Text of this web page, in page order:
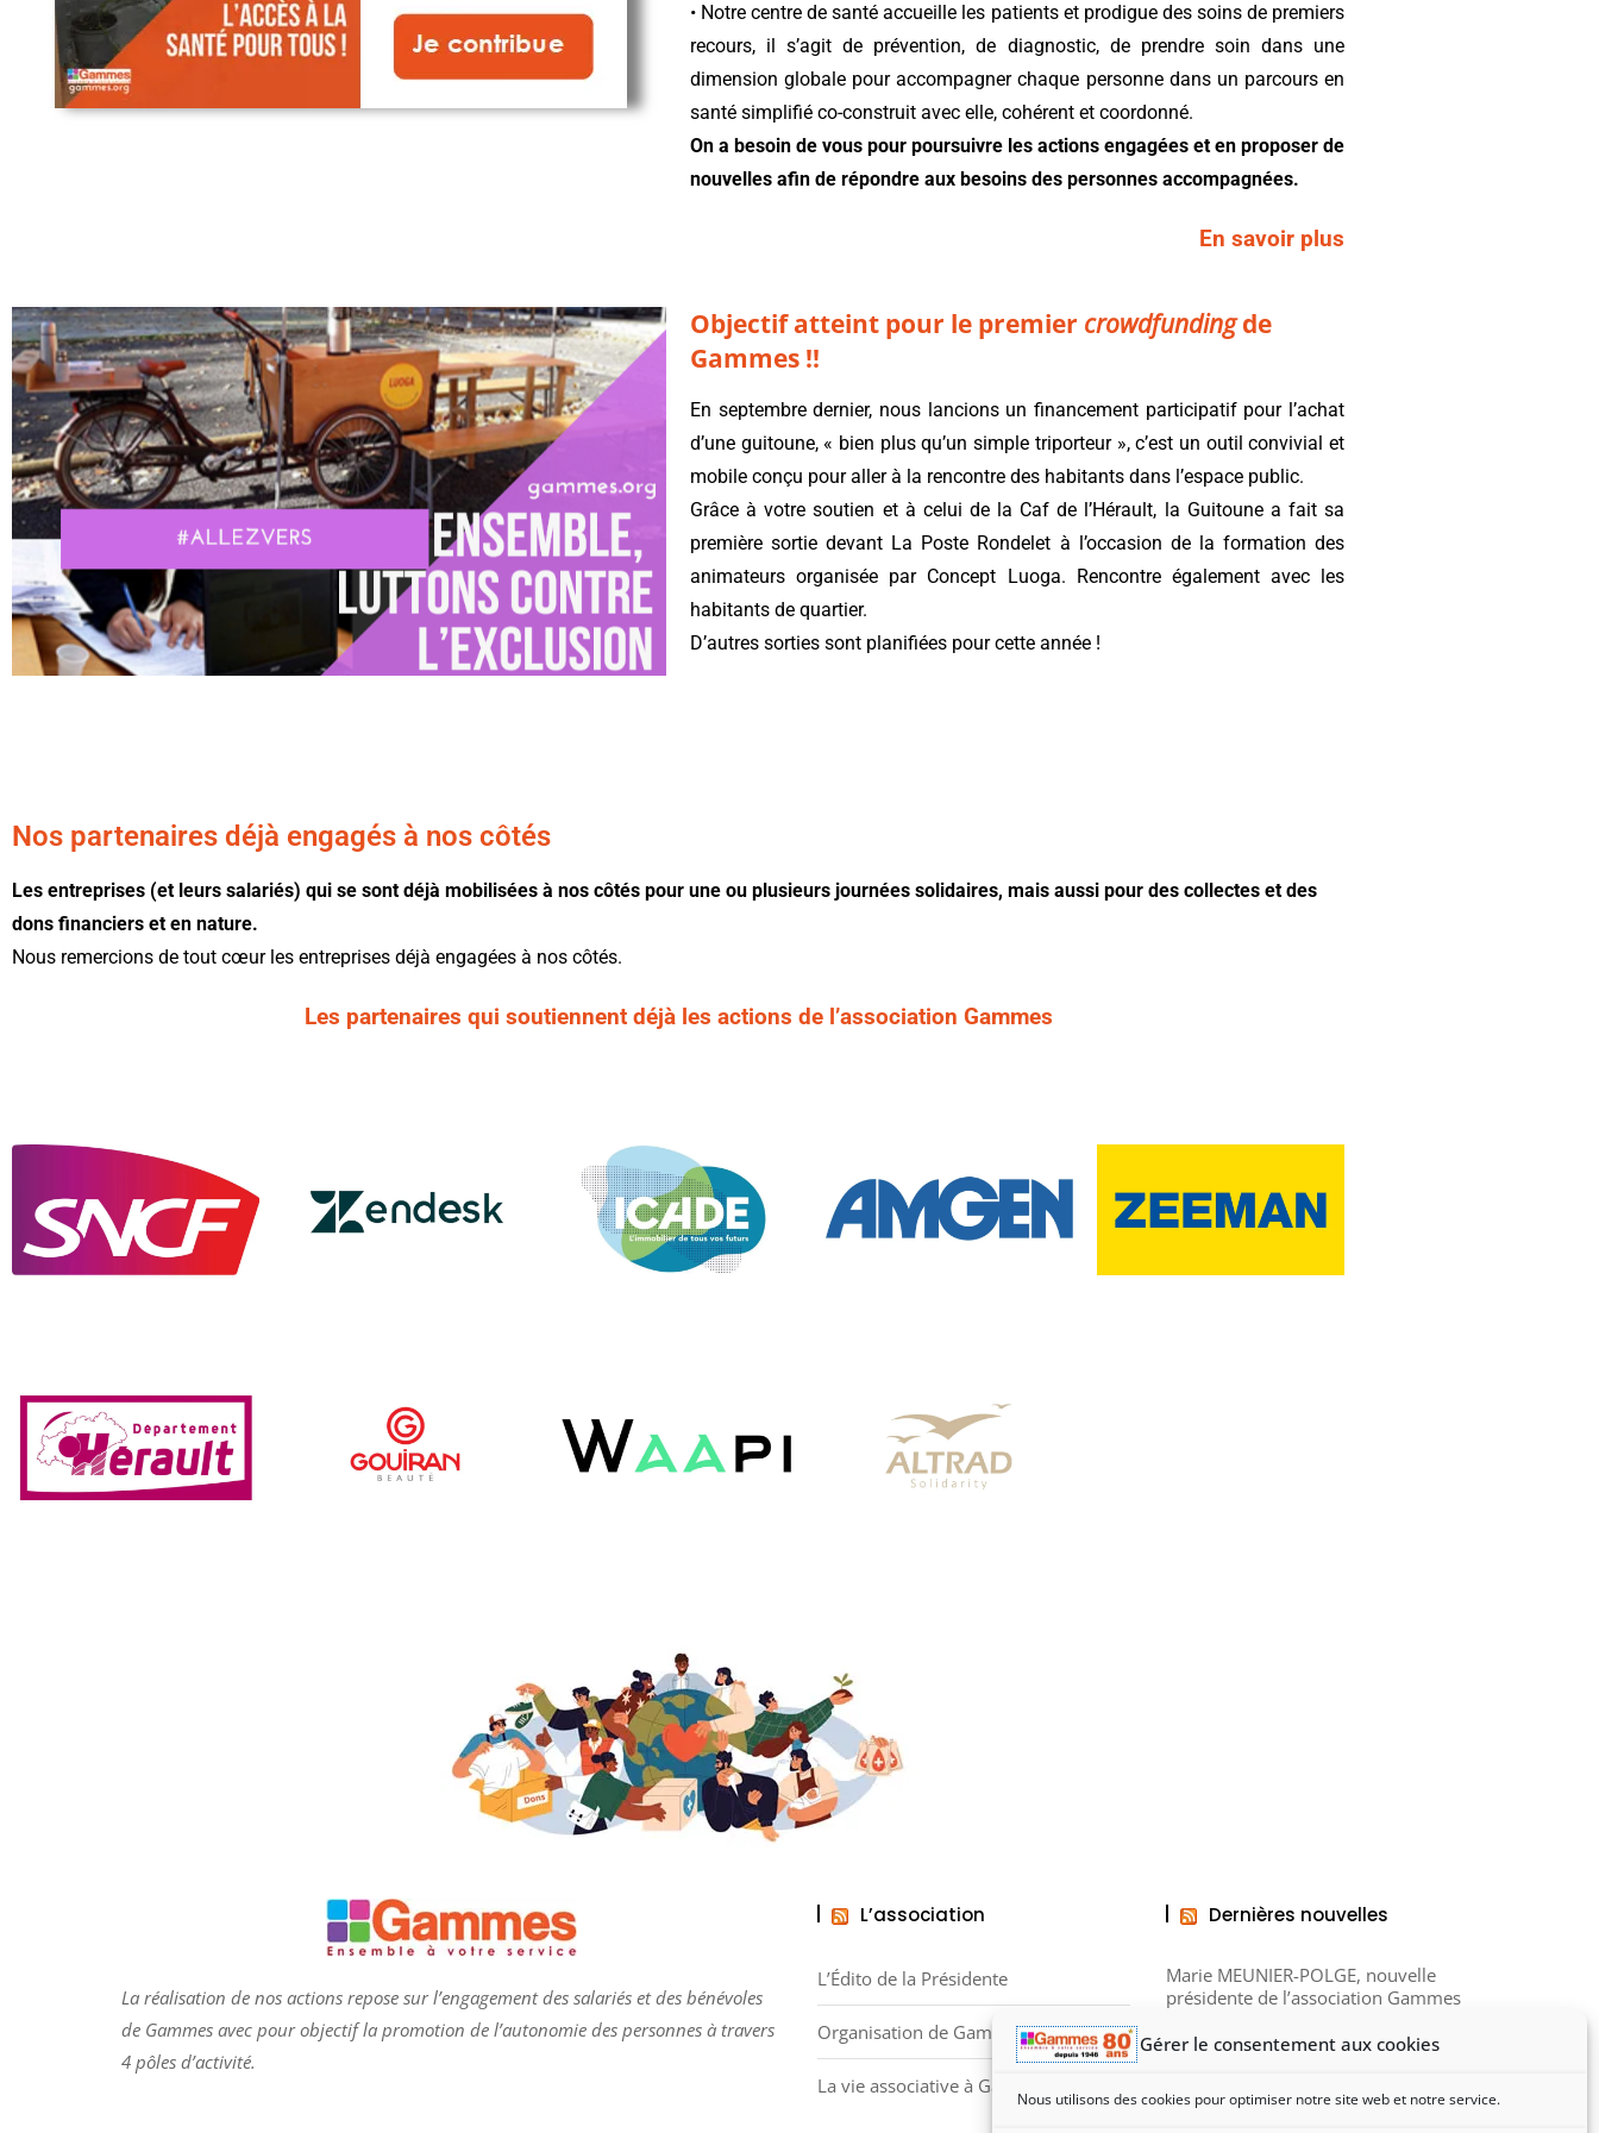
Gérer le consentement aux cookies
Nous utilisons des cookies pour optimiser notre site web et notre service.
• Notre centre de santé accueille les patients et prodigue des soins de premiers
recours, il s’agit de prévention, de diagnostic, de prendre soin dans une
dimension globale pour accompagner chaque personne dans un parcours en
santé simplifié co-construit avec elle, cohérent et coordonné.
On a besoin de vous pour poursuivre les actions engagées et en proposer de
nouvelles afin de répondre aux besoins des personnes accompagnées.
En savoir plus
Objectif atteint pour le premier crowdfundingde
Gammes !!
En septembre dernier, nous lancions un financement participatif pour l’achat
d’une guitoune, « bien plus qu’un simple triporteur », c’est un outil convivial et
mobile conçu pour aller à la rencontre des habitants dans l’espace public.
Grâce à votre soutien et à celui de la Caf de l’Hérault, la Guitoune a fait sa
première sortie devant La Poste Rondelet à l’occasion de la formation des
animateurs organisée par Concept Luoga. Rencontre également avec les
habitants de quartier.
D’autres sorties sont planifiées pour cette année !
Nos partenaires déjà engagés à nos côtés
Les entreprises (et leurs salariés) qui se sont déjà mobilisées à nos côtés pour une ou plusieurs journées solidaires, mais aussi pour des collectes et des
dons financiers et en nature.
Nous remercions de tout cœur les entreprises déjà engagées à nos côtés.
Les partenaires qui soutiennent déjà les actions de l’association Gammes
La réalisation de nos actions repose sur l’engagement des salariés et des bénévoles
de Gammes avec pour objectif la promotion de l’autonomie des personnes à travers
4 pôles d’activité.
L’association
L’Édito de la Présidente
Organisation de Gammes
La vie associative à Gammes
Dernières nouvelles
Marie MEUNIER-POLGE, nouvelle
présidente de l’association Gammes
Noël des Ressourceries en novembre